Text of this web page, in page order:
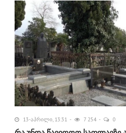
13-აპრილი, 13:31 7 254 0